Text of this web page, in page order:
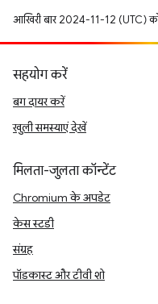
आखिरी बार 2024-11-12 (UTC)
सहयोग करें
बग दायर करें
खुली समस्याएं देखें
मिलता-जुलता कॉन्टेंट
Chromium के अपडेट
केस स्टडी
संग्रह
पॉडकास्ट और टीवी शो